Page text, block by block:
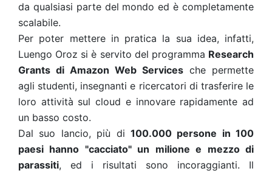
da qualsiasi parte del mondo ed è completamente
scalabile.
Per poter mettere in pratica la sua idea, infatti,
Luengo Oroz si è servito del programma Research
Grants di Amazon Web Services che permette
agli studenti, insegnanti e ricercatori di trasferire le
loro attività sul cloud e innovare rapidamente ad
un basso costo.
Dal suo lancio, più di 100.000 persone in 100
paesi hanno "cacciato" un milione e mezzo di
parassiti, ed i risultati sono incoraggianti. Il